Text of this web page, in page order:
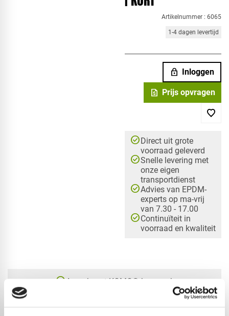
Artikelnummer : 6065
1-4 dagen levertijd
lock Inloggen
request_quote Prijs opvragen
check_circleDirect uit grote
voorraad geleverd
check_circleSnelle levering met
onze eigen
transportdienst
check_circleAdvies van EPDM-
experts op ma-vrij
van 7.30 - 17.00
check_circleContinuïteit in
voorraad en kwaliteit
check_circleA-merk met KOMO® keurmerk
check_circle Leverancier met expertise in EPDM-verwerking